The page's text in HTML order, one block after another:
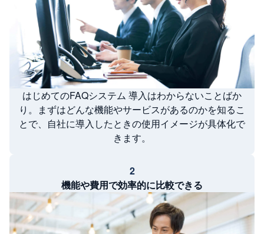
はじめてのFAQシステム 導入はわからないことばか
り。まずはどんな機能やサービスがあるのかを知るこ
とで、自社に導入したときの使用イメージが具体化で
きます。
2
機能や費用で効率的に比較できる